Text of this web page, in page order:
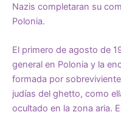
Nazis completaran su
Polonia.
El primero de agosto de
general en Polonia y la
formada por
judías del ghetto, como
ocultado en la zona aria.